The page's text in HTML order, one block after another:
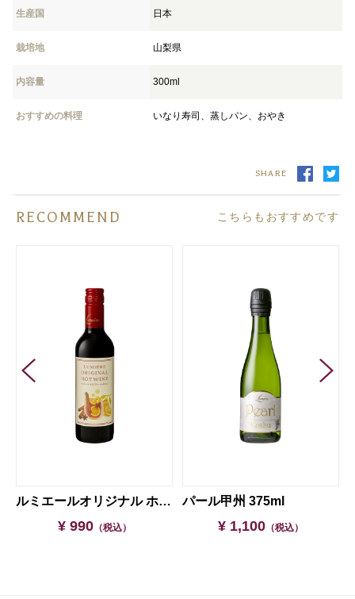
生産国 日本
栽培地 山梨県
内容量 300ml
おすすめの料理 いなり寿司、蒸しパン、おやき
SHARE
RECOMMEND こちらもおすすめです
ルミエールオリジナル ホットワイン
¥ 990（税込）
パール甲州 375ml
¥ 1,100 （税込）